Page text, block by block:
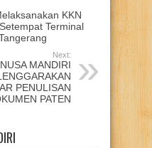
KKN
Terminal
Next:
MANDIRI
PENULISAN
PATEN